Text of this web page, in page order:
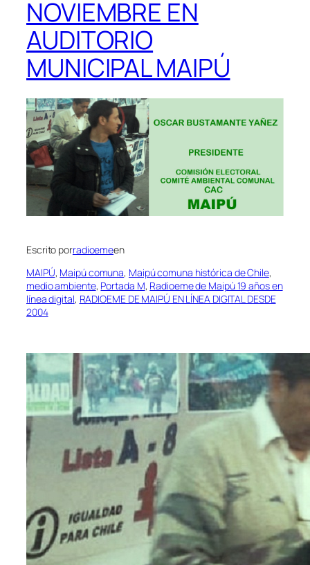
NOVIEMBRE EN
AUDITORIO
MUNICIPAL MAIPÚ
Escrito porradioemeen
MAIPÚ, Maipú comuna, Maipú comuna histórica de Chile
medio ambiente, Portada M, Radioeme de Maipú 19 años en
línea digital, RADIOEME DE MAIPÚ EN LÍNEA DIGITAL DESDE
2004